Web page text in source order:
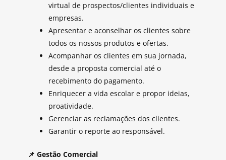
virtual de prospectos/clientes individuais e
empresas.
Apresentar e aconselhar os clientes sobre
todos os nossos produtos e ofertas.
Acompanhar os clientes em sua jornada,
desde a proposta comercial até o
recebimento do pagamento.
Enriquecer a vida escolar e propor ideias,
proatividade.
Gerenciar as reclamações dos clientes.
Garantir o reporte ao responsável.
📌 Gestão Comercial